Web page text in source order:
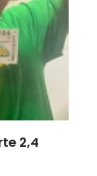
2,4